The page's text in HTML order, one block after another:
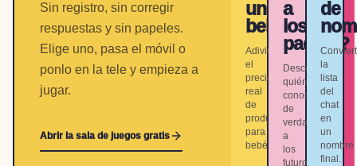
Sin registro, sin corregir
respuestas y sin papeles.
Elige uno, pasa el móvil o
ponlo en la tele y empieza a
jugar.
Abrir la sala de juegos gratis
un
bebé?
Adivina
el
precio
real
de
productos
para
bebé.
a
los
padres?
Descubre
quién
conoce
de
verdad
a
los
futuros
de
la
lista
del
chat
en
un
nombre
final.